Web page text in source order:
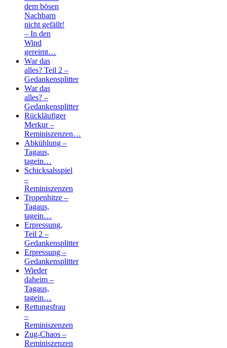
dem bösen
Nachbarn
nicht gefällt!
– In den
Wind
gereimt…
War das
alles? Teil 2 –
Gedankensplitter
War das
alles? –
Gedankensplitter
Rückläufiger
Merkur –
Reminiszenzen…
Abkühlung –
Tagaus,
tagein…
Schicksalsspiel
–
Reminiszenzen
Tropenhitze –
Tagaus,
tagein…
Erpressung,
Teil 2 –
Gedankensplitter
Erpressung –
Gedankensplitter
Wieder
daheim –
Tagaus,
tagein…
Rettungsfrau
–
Reminiszenzen
Zug-Chaos –
Reminiszenzen